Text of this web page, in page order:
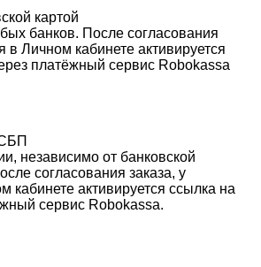
картой
банков. После согласования
в Личном кабинете активируется
платёжный сервис Robokassa
независимо от банковской
согласования заказа, у
кабинете активируется ссылка на
сервис Robokassa.